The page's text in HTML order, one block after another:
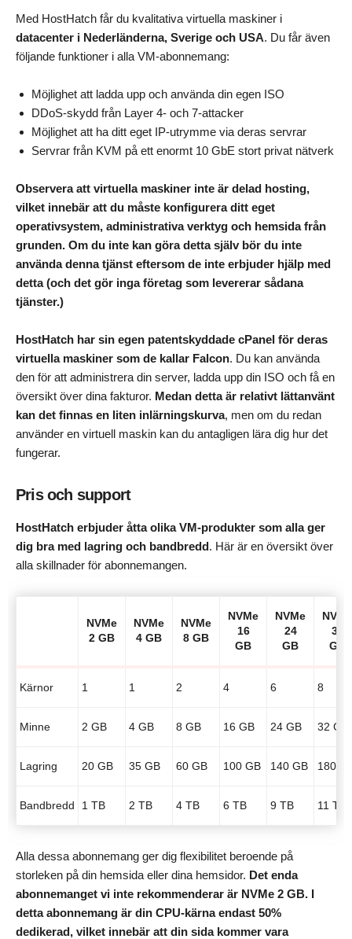
Med HostHatch får du kvalitativa virtuella maskiner i
datacenter i Nederländerna, Sverige och USA. Du får även
följande funktioner i alla VM-abonnemang:
Möjlighet att ladda upp och använda din egen ISO
DDoS-skydd från Layer 4- och 7-attacker
Möjlighet att ha ditt eget IP-utrymme via deras servrar
Servrar från KVM på ett enormt 10 GbE stort privat nätverk
Observera att virtuella maskiner inte är delad hosting,
vilket innebär att du måste konfigurera ditt eget
operativsystem, administrativa verktyg och hemsida från
grunden. Om du inte kan göra detta själv bör du inte
använda denna tjänst eftersom de inte erbjuder hjälp med
detta (och det gör inga företag som levererar sådana
tjänster.)
HostHatch har sin egen patentskyddade cPanel för deras
virtuella maskiner som de kallar Falcon. Du kan använda
den för att administrera din server, ladda upp din ISO och få en
översikt över dina fakturor. Medan detta är relativt lättanvänt
kan det finnas en liten inlärningskurva, men om du redan
använder en virtuell maskin kan du antagligen lära dig hur det
fungerar.
Pris och support
HostHatch erbjuder åtta olika VM-produkter som alla ger
dig bra med lagring och bandbredd. Här är en översikt över
alla skillnader för abonnemangen.
NVMe
2 GB
NVMe
4 GB
NVMe
8 GB
NVMe
16
GB
NVMe
24
GB
NVMe
32
GB
Kärnor 1 1 2 4 6 8
Minne 2 GB 4 GB 8 GB 16 GB 24 GB 32 GB
Lagring 20 GB 35 GB 60 GB 100 GB 140 GB 180
Bandbredd 1 TB 2 TB 4 TB 6 TB 9 TB 11 TB
Alla dessa abonnemang ger dig flexibilitet beroende på
storleken på din hemsida eller dina hemsidor. Det enda
abonnemanget vi inte rekommenderar är NVMe 2 GB. I
detta abonnemang är din CPU-kärna endast 50%
dedikerad, vilket innebär att din sida kommer vara